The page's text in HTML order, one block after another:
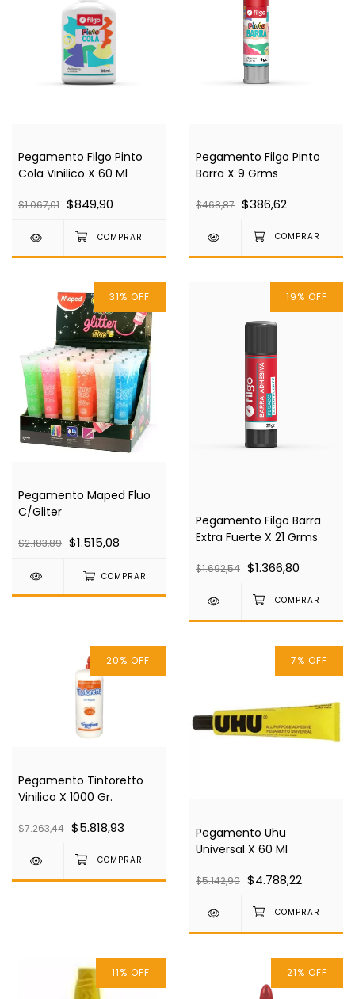
Pegamento Filgo Pinto
Cola Vinilico X 60 Ml
$1.067,01 $849,90
Pegamento Filgo Pinto
Barra X 9 Grms
$468,87 $386,62
31% OFF
Pegamento Maped Fluo
C/Gliter
$2.183,89 $1.515,08
COMPRAR
19% OFF
Pegamento Filgo Barra
Extra Fuerte X 21 Grms
$1.692,54 $1.366,80
20% OFF
Pegamento Tintoretto
Vinilico X 1000 Gr.
$7.263,44 $5.818,93
7% OFF
Pegamento Uhu
Universal X 60 Ml
$5.142,90 $4.788,22
11% OFF 21% OFF